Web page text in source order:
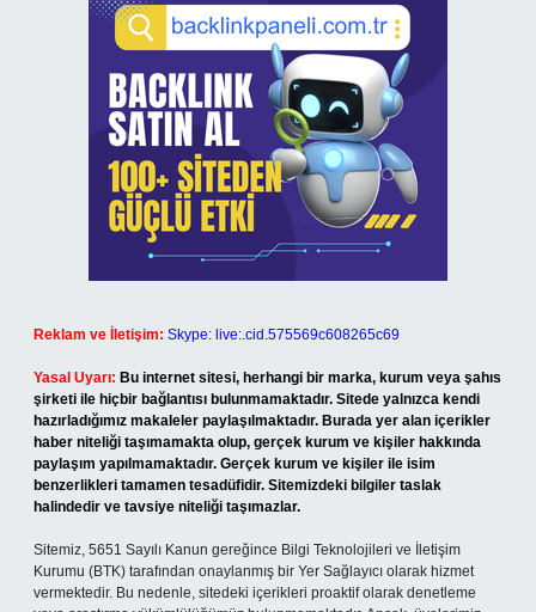
Reklam ve İletişim: Skype: live:.cid.575569c608265c69
Yasal Uyarı: Bu internet sitesi, herhangi bir marka, kurum veya şahıs
şirketi ile hiçbir bağlantısı bulunmamaktadır. Sitede yalnızca kendi
hazırladığımız makaleler paylaşılmaktadır. Burada yer alan içerikler
haber niteliği taşımamakta olup, gerçek kurum ve kişiler hakkında
paylaşım yapılmamaktadır. Gerçek kurum ve kişiler ile isim
benzerlikleri tamamen tesadüfidir. Sitemizdeki bilgiler taslak
halindedir ve tavsiye niteliği taşımazlar.
Sitemiz, 5651 Sayılı Kanun gereğince Bilgi Teknolojileri ve İletişim
Kurumu (BTK) tarafından onaylanmış bir Yer Sağlayıcı olarak hizmet
vermektedir. Bu nedenle, sitedeki içerikleri proaktif olarak denetleme